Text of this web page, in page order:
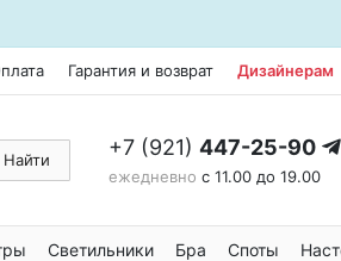
Гарантия и возврат Дизайнерам
Найти +7 (921) 447-25-90
ежедневно с 11.00 до 19.00
Светильники Бра Споты